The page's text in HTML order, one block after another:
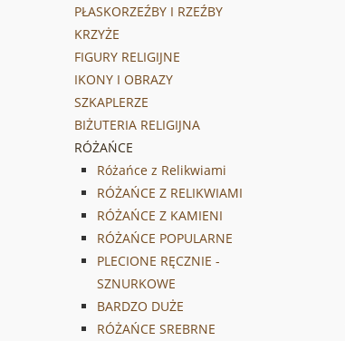
PŁASKORZEŹBY I RZEŹBY
KRZYŻE
FIGURY RELIGIJNE
IKONY I OBRAZY
SZKAPLERZE
BIŻUTERIA RELIGIJNA
RÓŻAŃCE
Różańce z Relikwiami
RÓŻAŃCE Z RELIKWIAMI
RÓŻAŃCE Z KAMIENI
RÓŻAŃCE POPULARNE
PLECIONE RĘCZNIE -
SZNURKOWE
BARDZO DUŻE
RÓŻAŃCE SREBRNE